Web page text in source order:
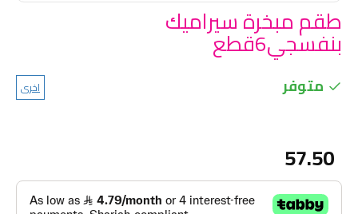
طقم مبخرة سيراميك
بنفسجي6قطع
متوفر اخرى
57.50